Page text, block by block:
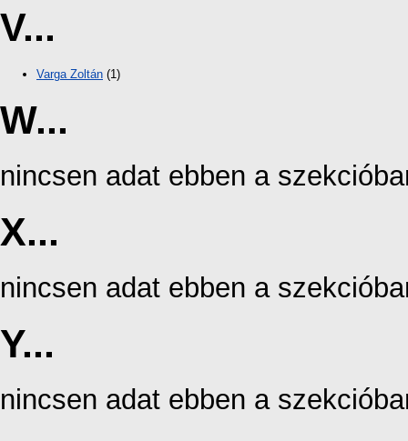
V...
Varga Zoltán (1)
W...
nincsen adat ebben a
X...
nincsen adat ebben a
Y...
nincsen adat ebben a